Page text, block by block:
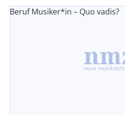
Beruf Musiker*in – Quo vadis?